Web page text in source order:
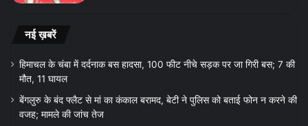
नई ख़बरें
हिमाचल के चंबा में दर्दनाक बस हादसा, 100 फीट नीचे सड़क पर जा गिरी बस; 7 की
मौत, 11 घायल
बेंगलुरु के बंद फ्लैट से मां का कंकाल बरामद, बेटी ने पुलिस को बताई फोन न करने की
वजह; मामले की जांच तेज